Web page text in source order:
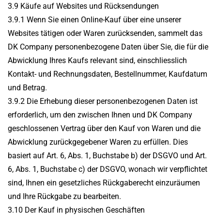
3.9 Käufe auf Websites und Rücksendungen
3.9.1 Wenn Sie einen Online-Kauf über eine unserer
Websites tätigen oder Waren zurücksenden, sammelt das
DK Company personenbezogene Daten über Sie, die für die
Abwicklung Ihres Kaufs relevant sind, einschliesslich
Kontakt- und Rechnungsdaten, Bestellnummer, Kaufdatum
und Betrag.
3.9.2 Die Erhebung dieser personenbezogenen Daten ist
erforderlich, um den zwischen Ihnen und DK Company
geschlossenen Vertrag über den Kauf von Waren und die
Abwicklung zurückgegebener Waren zu erfüllen. Dies
basiert auf Art. 6, Abs. 1, Buchstabe b) der DSGVO und Art.
6, Abs. 1, Buchstabe c) der DSGVO, wonach wir verpflichtet
sind, Ihnen ein gesetzliches Rückgaberecht einzuräumen
und Ihre Rückgabe zu bearbeiten.
3.10 Der Kauf in physischen Geschäften